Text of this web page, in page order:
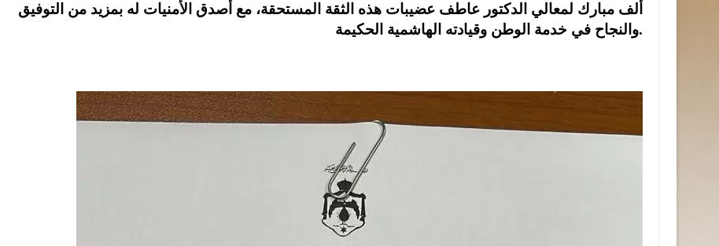
ألف مبارك لمعالي الدكتور عاطف عضيبات هذه الثقة المستحقة، مع أصدق الأمنيات له بمزيد من التوفيق
والنجاح في خدمة الوطن وقيادته الهاشمية الحكيمة.